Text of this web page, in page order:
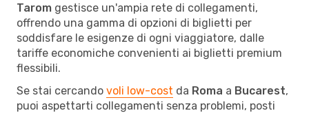
Tarom gestisce un'ampia rete di collegamenti,
offrendo una gamma di opzioni di biglietti per
soddisfare le esigenze di ogni viaggiatore, dalle
tariffe economiche convenienti ai biglietti premium
flessibili.
Se stai cercando voli low-cost da Roma a Bucarest,
puoi aspettarti collegamenti senza problemi, posti